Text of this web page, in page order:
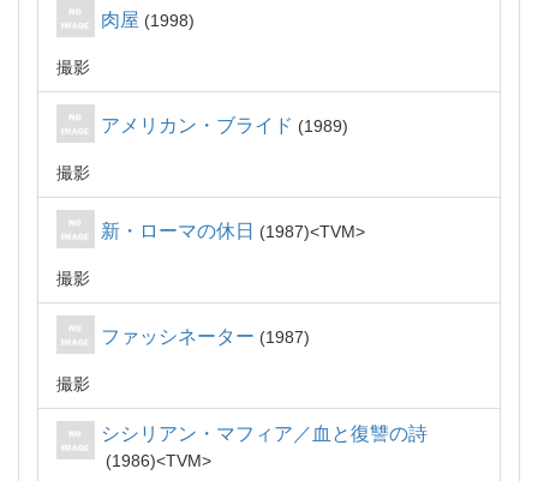
肉屋 1998
撮影
アメリカン・ブライド 1989
撮影
新・ローマの休日 1987 TVM
撮影
ファッシネーター 1987
撮影
シシリアン・マフィア／血と復讐の詩
1986
TVM